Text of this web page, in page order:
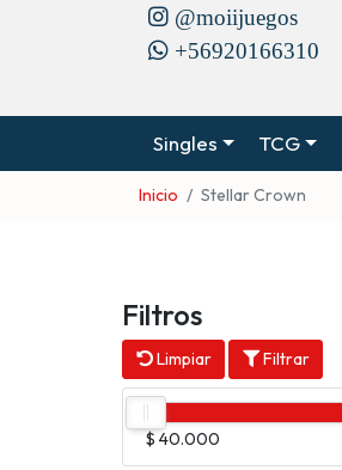
@moiijuegos
+56920166310
Singles TCG
Inicio Stellar Crown
Filtros
Limpiar Filtrar
$ 40.000